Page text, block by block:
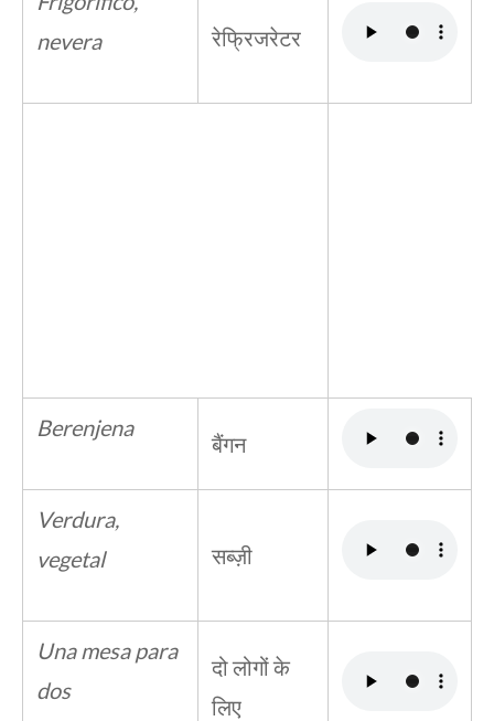
nevera
रेफ्रिजरेटर
Berenjena
बैंगन
Verdura,
vegetal
सब्ज़ी
Una mesa para
dos
दो लोगों के
लिए